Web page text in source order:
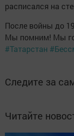
расписался на
После войны до
Мы помним! Мы
#Татарстан
Следите за
Читайте